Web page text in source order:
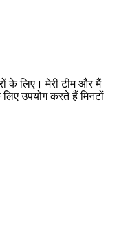
के लिए। मेरी टीम और मैं
उपयोग करते हैं मिनटों